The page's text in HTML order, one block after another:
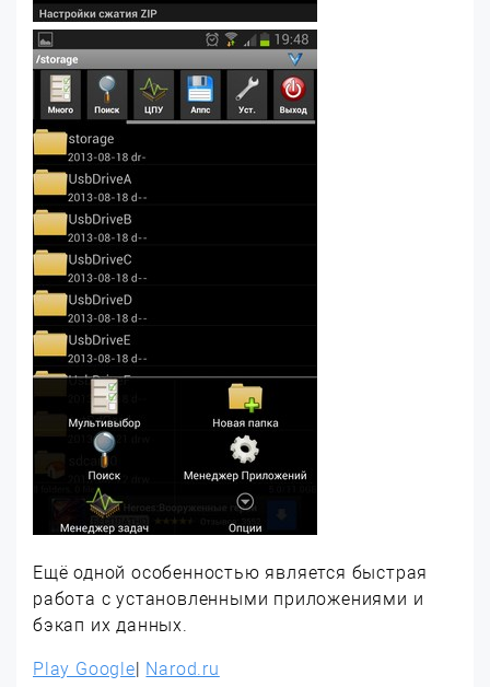
Ещё одной особенностью является быстрая
работа с установленными приложениями и
бэкап их данных.
Play Google| Narod.ru